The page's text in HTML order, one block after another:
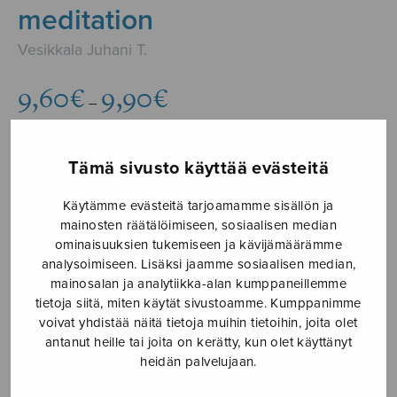
Tämä sivusto käyttää evästeitä
Käytämme evästeitä tarjoamamme sisällön ja
mainosten räätälöimiseen, sosiaalisen median
ominaisuuksien tukemiseen ja kävijämäärämme
analysoimiseen. Lisäksi jaamme sosiaalisen median,
mainosalan ja analytiikka-alan kumppaneillemme
tietoja siitä, miten käytät sivustoamme. Kumppanimme
voivat yhdistää näitä tietoja muihin tietoihin, joita olet
antanut heille tai joita on kerätty, kun olet käyttänyt
heidän palvelujaan.
meditation
Vesikkala Juhani T.
9,60€ – 9,90€
Formaatti
Night
LISÄÄ
OSTOSKORIIN
Tuotetunnus (SKU):S3123